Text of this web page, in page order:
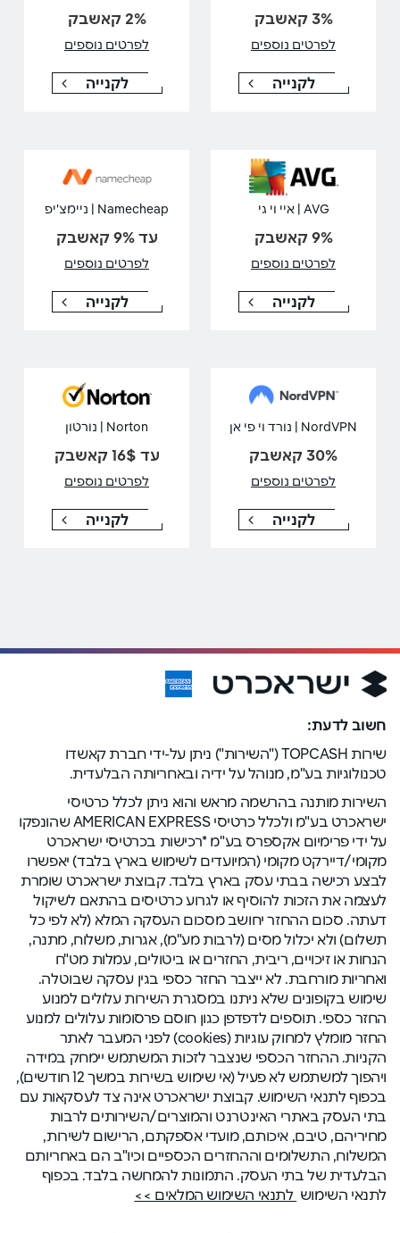
3% קאשבק
לפרטים נוספים
לקנייה
2% קאשבק
לפרטים נוספים
לקנייה
AVG | איי וי גי
9% קאשבק
לפרטים נוספים
לקנייה
Namecheap | ניימצ'יפ
עד 9% קאשבק
לפרטים נוספים
לקנייה
NordVPN | נורד וי פי אן
30% קאשבק
לפרטים נוספים
לקנייה
Norton | נורטון
עד 16$ קאשבק
לפרטים נוספים
לקנייה
חשוב לדעת:
שירות TOPCASH ("השירות") ניתן על-ידי חברת קאשדו
טכנולוגיות בע"מ, מנוהל על ידיה ובאחריותה הבלעדית.
השירות מותנה בהרשמה מראש והוא ניתן לכלל כרטיסי
ישראכרט בע"מ ולכלל כרטיסי AMERICAN EXPRESS שהונפקו
על ידי פרימיום אקספרס בע"מ *רכישות בכרטיסי ישראכרט
מקומי/דיירקט מקומי (המיועדים לשימוש בארץ בלבד) יאפשרו
לבצע רכישה בבתי עסק בארץ בלבד. קבוצת ישראכרט שומרת
לעצמה את הזכות להוסיף או לגרוע כרטיסים בהתאם לשיקול
דעתה. סכום ההחזר יחושב מסכום העסקה המלא (לא לפי כל
תשלום) ולא יכלול מסים (לרבות מע"מ), אגרות, משלוח, מתנה,
הנחות או זיכויים, ריבית, החזרים או ביטולים, עמלות מט"ח
ואחריות מורחבת. לא ייצבר החזר כספי בגין עסקה שבוטלה.
שימוש בקופונים שלא ניתנו במסגרת השירות עלולים למנוע
החזר כספי. תוספים לדפדפן כגון חוסם פרסומות עלולים למנוע
החזר מומלץ למחוק עוגיות (cookies) לפני המעבר לאתר
הקניות. ההחזר הכספי שנצבר לזכות המשתמש יימחק במידה
ויהפוך למשתמש לא פעיל (אי שימוש בשירות במשך 12 חודשים),
בכפוף לתנאי השימוש. קבוצת ישראכרט אינה צד לעסקאות עם
בתי העסק באתרי האינטרנט והמוצרים/השירותים לרבות
מחיריהם, טיבם, איכותם, מועדי אספקתם, הרישום לשירות,
המשלוח, התשלומים וההחזרים הכספיים וכיו"ב הם באחריותם
הבלעדית של בתי העסק. התמונות להמחשה בלבד. בכפוף
לתנאי השימוש לתנאי השימוש המלאים >>